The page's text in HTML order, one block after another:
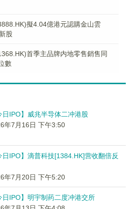
擬4.04億港元認購金山雲
股
首季主品牌内地零售銷售同
數
日IPO】威兆半导体二冲港股
年7月16日 下午3:50
日IPO】滴普科技[1384.HK]营收翻倍反
年7月20日 下午5:20
日IPO】明宇制药二度冲港交所